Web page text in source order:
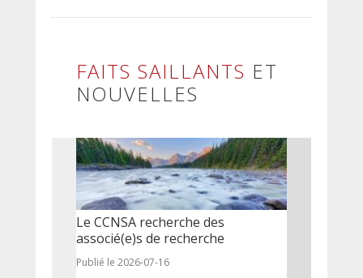
FAITS SAILLANTS ET
NOUVELLES
Le CCNSA recherche des
associé(e)s de recherche
Publié le 2026-07-16